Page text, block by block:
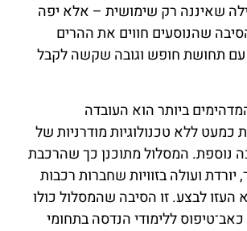
שאיננה רק שימושית – אלא יפה
שהנוסעים חווים את ההרים
עם תחושת חופש וגובה שקשה לקבל
ביותר הוא העובדה
ללא טכנולוגיות מודרניות של
נוספת. המסלול מתוכנן כך שהרכבת
יורדת ועולה בזוויות שחברות רכבות
העזו לבצע. זו הסיבה שהמסלול כולו
ללימודי הנדסה בתחומי